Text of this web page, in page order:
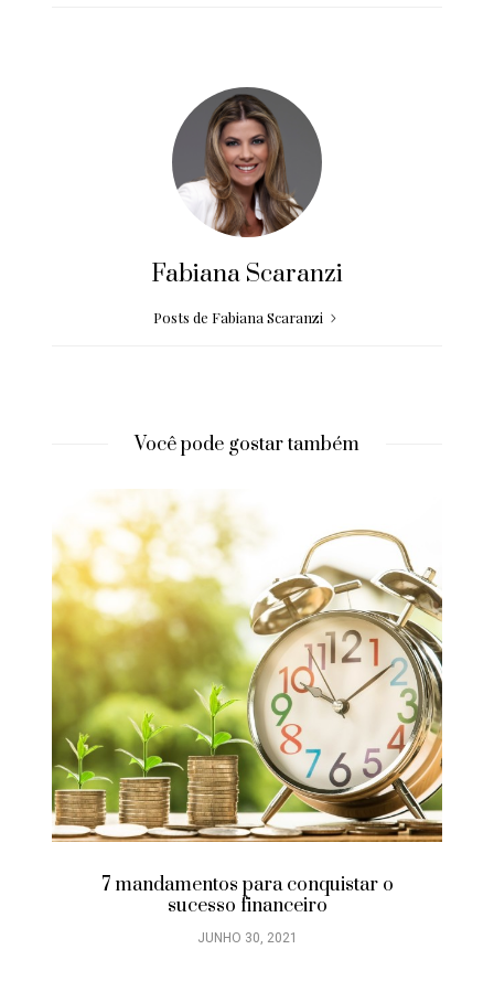
Fabiana Scaranzi
Posts de Fabiana Scaranzi
Você pode gostar também
7 mandamentos para conquistar o
sucesso financeiro
JUNHO 30, 2021